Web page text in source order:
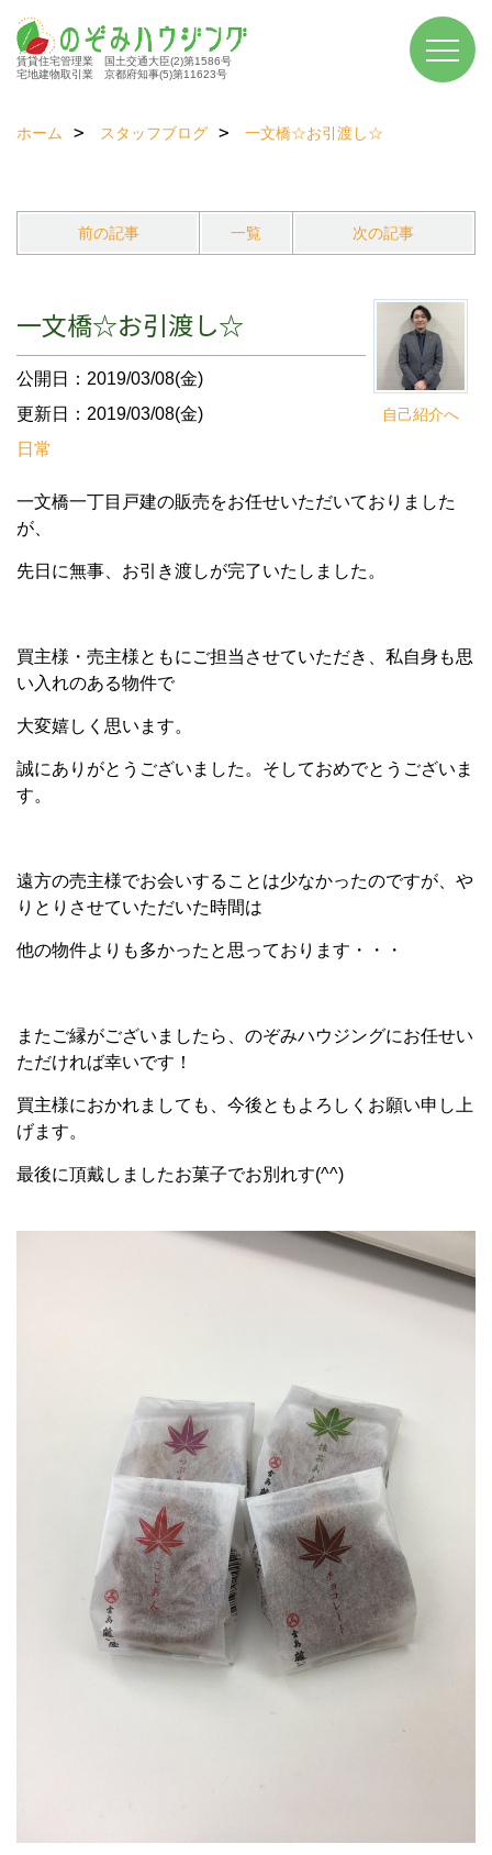
賃貸住宅管理業 国土交通大臣(2)第1586号
宅地建物取引業 京都府知事(5)第11623号
ホーム スタッフブログ 一文橋☆お引渡し☆
前の記事 一覧 次の記事
自己紹介へ
一文橋☆お引渡し☆
公開日：2019/03/08(金)
更新日：2019/03/08(金)
日常
一文橋一丁目戸建の販売をお任せいただいておりました
が、
先日に無事、お引き渡しが完了いたしました。
買主様・売主様ともにご担当させていただき、私自身も思
い入れのある物件で
大変嬉しく思います。
誠にありがとうございました。そしておめでとうございま
す。
遠方の売主様でお会いすることは少なかったのですが、や
りとりさせていただいた時間は
他の物件よりも多かったと思っております・・・
またご縁がございましたら、のぞみハウジングにお任せい
ただければ幸いです！
買主様におかれましても、今後ともよろしくお願い申し上
げます。
最後に頂戴しましたお菓子でお別れす(^^)